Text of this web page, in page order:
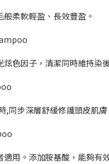
柔軟輕盈、長效豐盈。
色因子，清潔同時維持
,同步深層舒緩修護頭皮肌
用。添加胺基酸，能夠